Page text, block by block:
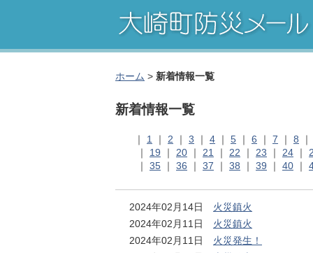
ホーム > 新着情報一覧
新着情報一覧
｜ 1 ｜ 2 ｜ 3 ｜ 4 ｜ 5 ｜ 6 ｜ 7 ｜ 8
｜ 19 ｜ 20 ｜ 21 ｜ 22 ｜ 23 ｜ 24 ｜
｜ 35 ｜ 36 ｜ 37 ｜ 38 ｜ 39 ｜ 40 ｜
2024年02月14日 火災鎮火
2024年02月11日 火災鎮火
2024年02月11日 火災発生！